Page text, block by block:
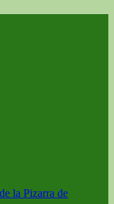
la Pizarra de